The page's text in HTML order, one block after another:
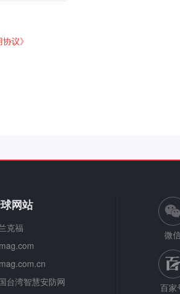
议》
网站
克福
台湾智慧安防网
微
百家